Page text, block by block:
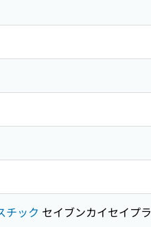
チック セイブンカイセイプ